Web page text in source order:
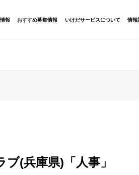
報 おすすめ募集情報 いけだサービスについて 情報
(兵庫県)「人事」